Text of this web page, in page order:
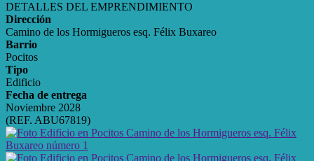
DETALLES DEL EMPRENDIMIENTO
Dirección
Camino de los Hormigueros esq. Félix Buxareo
Barrio
Pocitos
Tipo
Edificio
Fecha de entrega
Noviembre 2028
(REF. ABU67819)